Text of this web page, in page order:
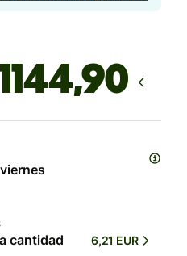
cantidad
6,21 EUR